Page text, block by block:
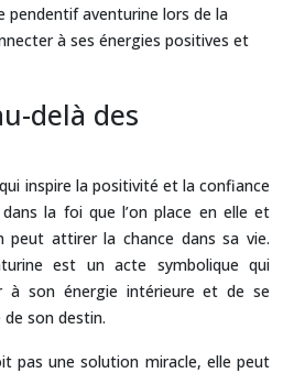
pendentif aventurine lors de la
à ses énergies positives et
delà des
inspire la positivité et la confiance
la foi que l’on place en elle et
peut attirer la chance dans sa vie.
est un acte symbolique qui
à son énergie intérieure et de se
son destin.
pas une solution miracle, elle peut